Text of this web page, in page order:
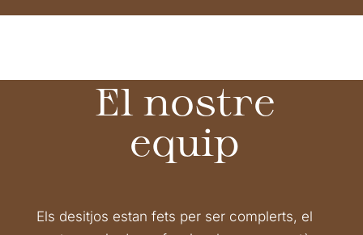
El nostre
equip
Els desitjos estan fets per ser complerts, el